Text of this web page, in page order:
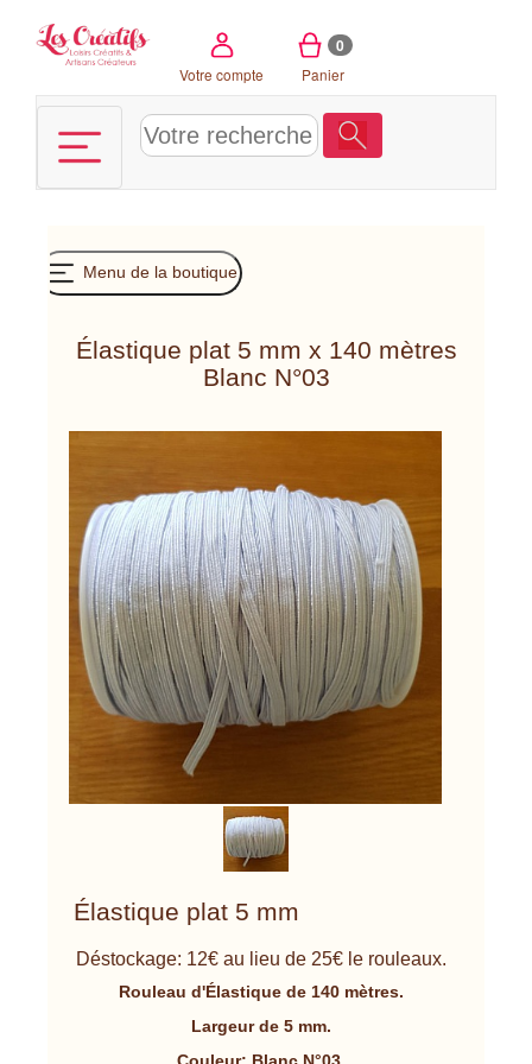
Votre compte
0
Panier
Menu de la boutique
Élastique plat 5 mm x 140 mètres
Blanc N°03
Élastique plat 5 mm
Déstockage: 12€ au lieu de 25€ le rouleaux.
Rouleau d'Élastique de 140 mètres.
Largeur de 5 mm.
Couleur: Blanc N°03.